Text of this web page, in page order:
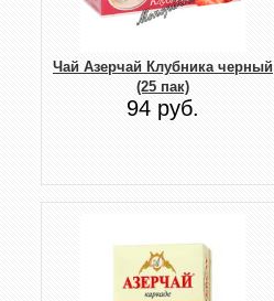
Чай Азерчай Клубника черный
(25 пак)
94 руб.